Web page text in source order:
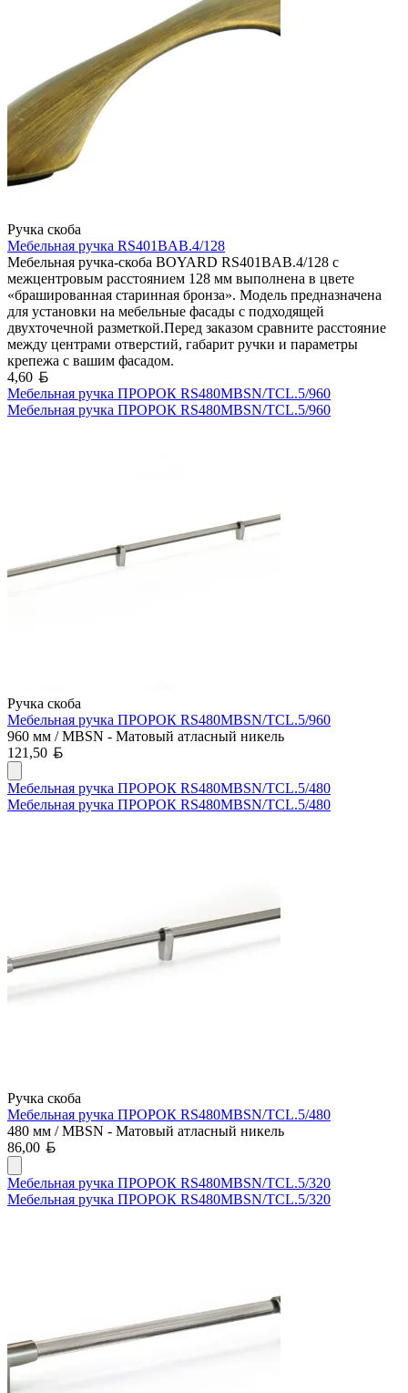
Ручка скоба
Мебельная ручка RS401BAB.4/128
Мебельная ручка-скоба BOYARD RS401BAB.4/128 с
межцентровым расстоянием 128 мм выполнена в цвете
«брашированная старинная бронза». Модель предназначена
для установки на мебельные фасады с подходящей
двухточечной разметкой.Перед заказом сравните расстояние
между центрами отверстий, габарит ручки и параметры
крепежа с вашим фасадом.
4,60
Мебельная ручка ПРОРОК RS480MBSN/TCL.5/960
Мебельная ручка ПРОРОК RS480MBSN/TCL.5/960
Ручка скоба
Мебельная ручка ПРОРОК RS480MBSN/TCL.5/960
960 мм / MBSN - Матовый атласный никель
121,50
Мебельная ручка ПРОРОК RS480MBSN/TCL.5/480
Мебельная ручка ПРОРОК RS480MBSN/TCL.5/480
Ручка скоба
Мебельная ручка ПРОРОК RS480MBSN/TCL.5/480
480 мм / MBSN - Матовый атласный никель
86,00
Мебельная ручка ПРОРОК RS480MBSN/TCL.5/320
Мебельная ручка ПРОРОК RS480MBSN/TCL.5/320